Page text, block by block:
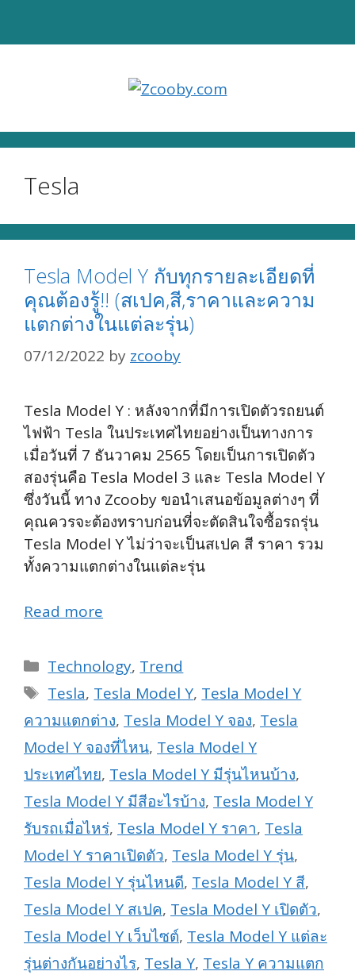
Tesla
Tesla Model Y กับทุกรายละเอียดที่
คุณต้องรู้!! (สเปค,สี,ราคาและความ
แตกต่างในแต่ละรุ่น)
07/12/2022 by zcooby
Tesla Model Y : หลังจากที่มีการเปิดตัวรถยนต์
ไฟฟ้า Tesla ในประเทศไทยอย่างเป็นทางการ
เมื่อวันที่ 7 ธันวาคม 2565 โดยเป็นการเปิดตัว
สองรุ่นคือ Tesla Model 3 และ Tesla Model Y
ซึ่งวันนี้ ทาง Zcooby ขอนำเสนอข้อมูลต่างๆ ที่
คุณควรจะต้องทราบก่อนที่จะตัดสินใจซื้อรถรุ่น
Tesla Model Y ไม่ว่าจะเป็นสเปค สี ราคา รวม
ทั้งความแตกต่างในแต่ละรุ่น
Read more
Categories
Technology, Trend
Tags
Tesla, Tesla Model Y, Tesla Model Y
ความแตกต่าง, Tesla Model Y จอง, Tesla
Model Y จองที่ไหน, Tesla Model Y
ประเทศไทย, Tesla Model Y มีรุ่นไหนบ้าง,
Tesla Model Y มีสีอะไรบ้าง, Tesla Model Y
รับรถเมื่อไหร่, Tesla Model Y ราคา, Tesla
Model Y ราคาเปิดตัว, Tesla Model Y รุ่น,
Tesla Model Y รุ่นไหนดี, Tesla Model Y สี,
Tesla Model Y สเปค, Tesla Model Y เปิดตัว,
Tesla Model Y เว็บไซต์, Tesla Model Y แต่ละ
รุ่นต่างกันอย่างไร, Tesla Y, Tesla Y ความแตก